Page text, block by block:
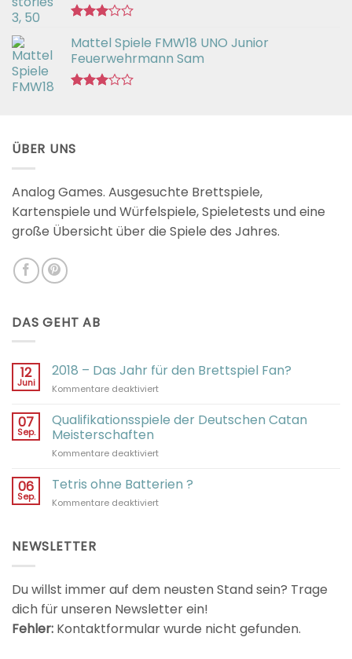
mit
3.00
von 5
Mattel Spiele FMW18 UNO Junior
Feuerwehrmann Sam
ÜBER UNS
Analog Games. Ausgesuchte Brettspiele,
Kartenspiele und Würfelspiele, Spieletests und eine
große Übersicht über die Spiele des Jahres.
DAS GEHT AB
12
Juni
2018 – Das Jahr für den Brettspiel Fan?
Kommentare deaktiviertfür
–
Das
für
Brettspiel
07
Sep.
Qualifikationsspiele der Deutschen Catan
Meisterschaften
Kommentare deaktiviertfür
der
Deutschen
Catan
06
Sep.
Tetris ohne Batterien ?
Kommentare deaktiviertfür
NEWSLETTER
Du willst immer auf dem neusten Stand sein? Trage
dich für unseren Newsletter ein!
Fehler: Kontaktformular wurde nicht gefunden.